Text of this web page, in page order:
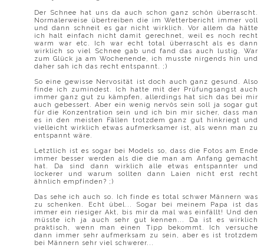
Der Schnee hat uns da auch schon ganz schön überrascht.
Normalerweise übertreiben die im Wetterbericht immer voll
und dann schneit es gar nicht wirklich. Vor allem da hätte
ich halt einfach nicht damit gerechnet, weil es noch recht
warm war etc. Ich war echt total überrascht als es dann
wirklich so viel Schnee gab und fand das auch lustig. War
zum Glück ja am Wochenende, ich musste nirgends hin und
daher sah ich das recht entspannt. ;)
So eine gewisse Nervosität ist doch auch ganz gesund. Also
finde ich zumindest. Ich hatte mit der Prüfungsangst auch
immer ganz gut zu kämpfen, allerdings hat sich das bei mir
auch gebessert. Aber ein wenig nervös sein soll ja sogar gut
für die Konzentration sein und ich bin mir sicher, dass man
es in den meisten Fällen trotzdem ganz gut hinkriegt und
vielleicht wirklich etwas aufmerksamer ist, als wenn man zu
entspannt wäre.
Letztlich ist es sogar bei Models so, dass die Fotos am Ende
immer besser werden als die die man am Anfang gemacht
hat. Da sind dann wirklich alle etwas entspannter und
lockerer und warum sollten dann Laien nicht erst recht
ähnlich empfinden? ;)
Das sehe ich auch so. Ich finde es total schwer Männern was
zu schenken. Echt übel... Sogar bei meinem Papa ist das
immer ein riesiger Akt, bis mir da mal was einfällt! Und den
müsste ich ja auch sehr gut kennen... Da ist es wirklich
praktisch, wenn man einen Tipp bekommt. Ich versuche
dann immer sehr aufmerksam zu sein, aber es ist trotzdem
bei Männern sehr viel schwerer...